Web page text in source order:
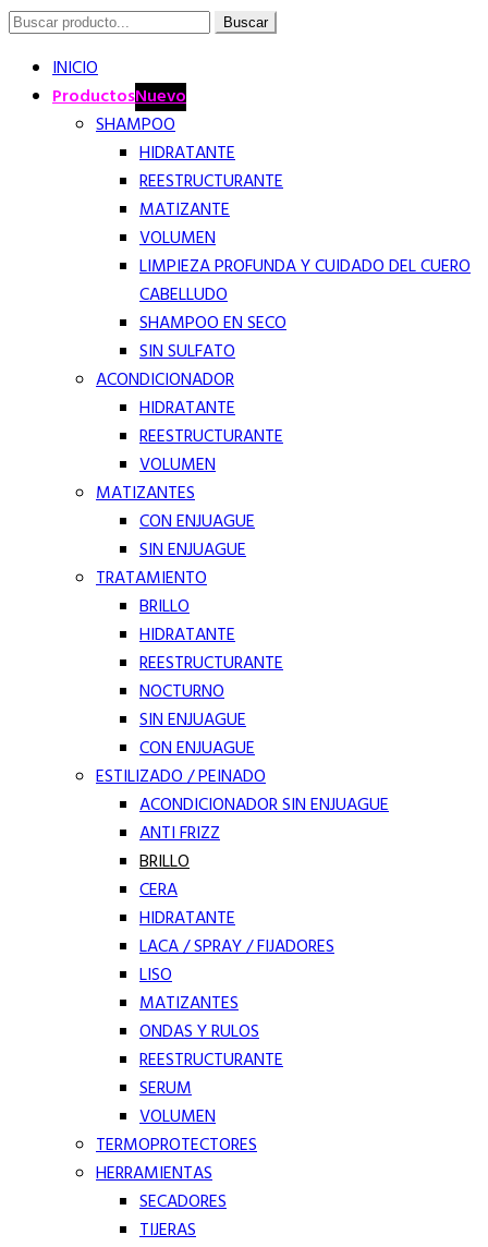
Buscar
Buscar
INICIO
ProductosNuevo
SHAMPOO
HIDRATANTE
REESTRUCTURANTE
MATIZANTE
VOLUMEN
LIMPIEZA PROFUNDA Y CUIDADO DEL CUERO
CABELLUDO
SHAMPOO EN SECO
SIN SULFATO
ACONDICIONADOR
HIDRATANTE
REESTRUCTURANTE
VOLUMEN
MATIZANTES
CON ENJUAGUE
SIN ENJUAGUE
TRATAMIENTO
BRILLO
HIDRATANTE
REESTRUCTURANTE
NOCTURNO
SIN ENJUAGUE
CON ENJUAGUE
ESTILIZADO / PEINADO
ACONDICIONADOR SIN ENJUAGUE
ANTI FRIZZ
BRILLO
CERA
HIDRATANTE
LACA / SPRAY / FIJADORES
LISO
MATIZANTES
ONDAS Y RULOS
REESTRUCTURANTE
SERUM
VOLUMEN
TERMOPROTECTORES
HERRAMIENTAS
SECADORES
TIJERAS